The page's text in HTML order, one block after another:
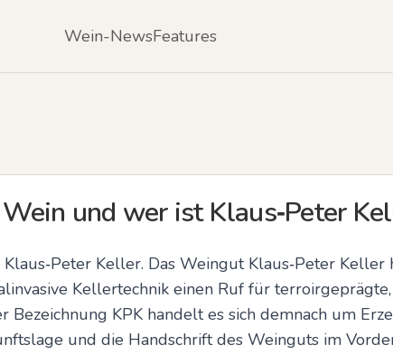
Wein-NewsFeatures
und wer ist Klaus‑Peter
Keller. Das Weingut Klaus‑Peter Keller
Kellertechnik einen Ruf für
KPK handelt es sich demnach um
und die Handschrift des Weinguts im